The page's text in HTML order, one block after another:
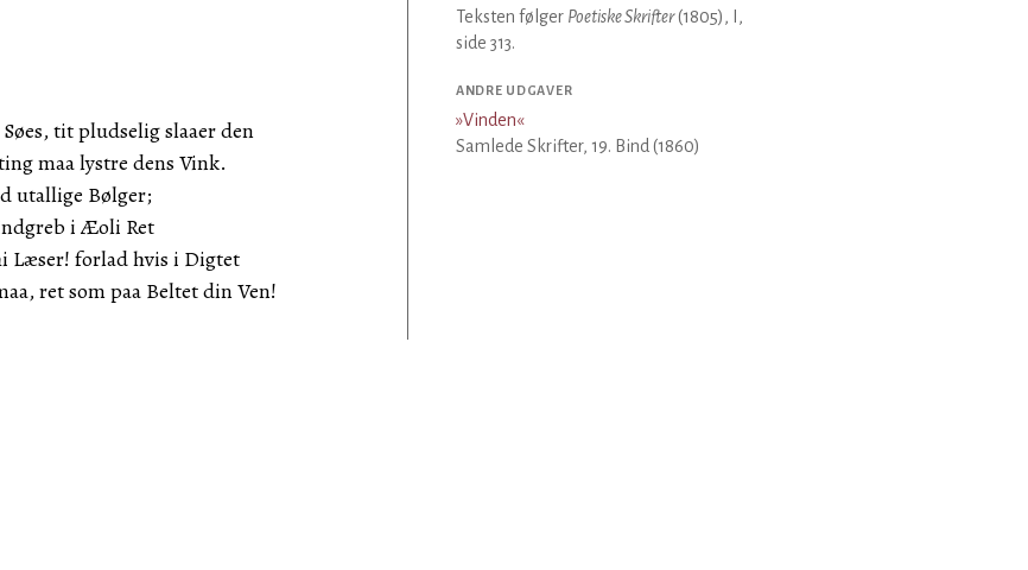
tit pludselig slaaer den
maa lystre dens Vink.
utallige Bølger;
i Æoli Ret
Læser! forlad hvis i Digtet
ret som paa Beltet din Ven!
Teksten følger Poetiske Skrifter(1805), I,
side 313.
ANDRE UDGAVER
»Vinden«
Samlede Skrifter, 19. Bind (1860)